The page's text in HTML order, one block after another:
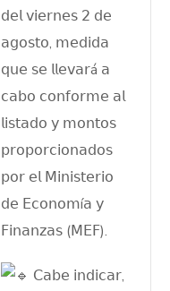
𝖽𝖾𝗅 𝗏𝗂𝖾𝗋𝗇𝖾𝗌 𝟤 𝖽𝖾
𝖺𝗀𝗈𝗌𝗍𝗈, 𝗆𝖾𝖽𝗂𝖽𝖺
𝗊𝗎𝖾 𝗌𝖾 𝗅𝗅𝖾𝗏𝖺𝗋á 𝖺
𝖼𝖺𝖻𝗈 𝖼𝗈𝗇𝖿𝗈𝗋𝗆𝖾 𝖺𝗅
𝗅𝗂𝗌𝗍𝖺𝖽𝗈 𝗒 𝗆𝗈𝗇𝗍𝗈𝗌
𝗉𝗋𝗈𝗉𝗈𝗋𝖼𝗂𝗈𝗇𝖺𝖽𝗈𝗌
𝗉𝗈𝗋 𝖾𝗅 𝖬𝗂𝗇𝗂𝗌𝗍𝖾𝗋𝗂𝗈
𝖽𝖾 𝖤𝖼𝗈𝗇𝗈𝗆í𝖺 𝗒
𝖥𝗂𝗇𝖺𝗇𝗓𝖺𝗌 (𝖬𝖤𝖥).
𝖢𝖺𝖻𝖾 𝗂𝗇𝖽𝗂𝖼𝖺𝗋,